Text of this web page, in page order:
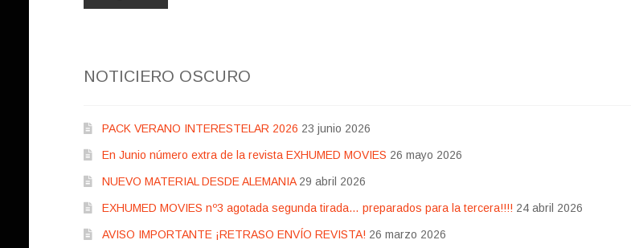
NOTICIERO OSCURO
PACK VERANO INTERESTELAR 2026 23 junio 2026
En Junio número extra de la revista EXHUMED MOVIES 26 mayo 2026
NUEVO MATERIAL DESDE ALEMANIA 29 abril 2026
EXHUMED MOVIES nº3 agotada segunda tirada… preparados para la tercera!!!! 24 abril 2026
AVISO IMPORTANTE ¡RETRASO ENVÍO REVISTA! 26 marzo 2026